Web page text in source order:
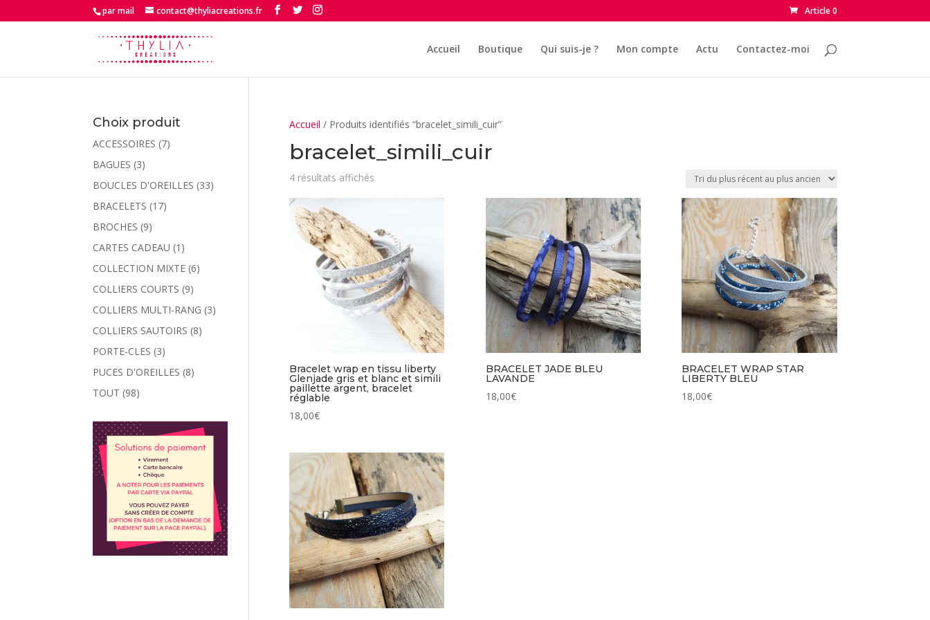
par mail contact@thyliacreations.fr Article 0
Accueil Boutique Qui suis-je ? Mon compte Actu Contactez-moi
Accueil / Produits identifiés “bracelet_simili_cuir”
bracelet_simili_cuir
4 résultats affichésTrié
au
plus
ancien
Bracelet wrap en tissu liberty
Glenjade gris et blanc et simili
paillette argent, bracelet
réglable
18,00€
BRACELET JADE BLEU
LAVANDE
18,00€
BRACELET WRAP STAR
LIBERTY BLEU
18,00€
Choix produit
ACCESSOIRES (7)
BAGUES (3)
BOUCLES D'OREILLES (33)
BRACELETS (17)
BROCHES (9)
CARTES CADEAU (1)
COLLECTION MIXTE (6)
COLLIERS COURTS (9)
COLLIERS MULTI-RANG (3)
COLLIERS SAUTOIRS (8)
PORTE-CLES (3)
PUCES D'OREILLES (8)
TOUT (98)